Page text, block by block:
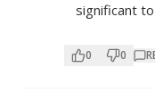
significant
0 0